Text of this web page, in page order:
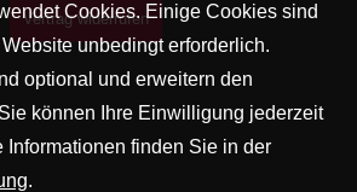
Vertrag widerrufen
Cookies. Einige Cookies sind
unbedingt erforderlich.
optional und erweitern den
können Ihre Einwilligung jederzeit
Informationen finden Sie in der
.